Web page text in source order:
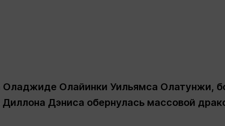
Оладжиде Олайинки Уильямса Олатунжи,
Диллона Дэниса обернулась массовой